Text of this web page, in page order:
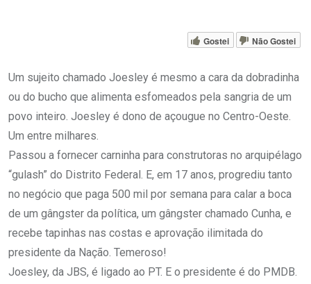
Email
Gostei Não Gostei
Um sujeito chamado Joesley é mesmo a cara da dobradinha
ou do bucho que alimenta esfomeados pela sangria de um
povo inteiro. Joesley é dono de açougue no Centro-Oeste.
Um entre milhares.
Passou a fornecer carninha para construtoras no arquipélago
“gulash” do Distrito Federal. E, em 17 anos, progrediu tanto
no negócio que paga 500 mil por semana para calar a boca
de um gângster da política, um gângster chamado Cunha, e
recebe tapinhas nas costas e aprovação ilimitada do
presidente da Nação. Temeroso!
Joesley, da JBS, é ligado ao PT. E o presidente é do PMDB.